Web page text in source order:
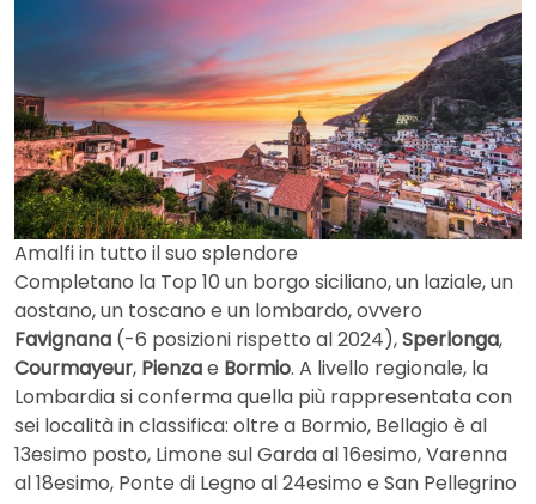
Amalfi in tutto il suo splendore
Completano la Top 10 un borgo siciliano, un laziale, un
aostano, un toscano e un lombardo, ovvero
Favignana (-6 posizioni rispetto al 2024),Sperlonga,
Courmayeur, Pienzae Bormio. A livello regionale, la
Lombardia si conferma quella più rappresentata con
sei località in classifica: oltre a Bormio, Bellagio è al
13esimo posto, Limone sul Garda al 16esimo, Varenna
al 18esimo, Ponte di Legno al 24esimo e San Pellegrino